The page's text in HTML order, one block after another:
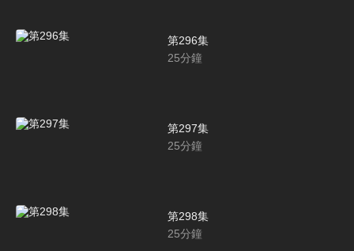
第296集
25分鐘
第297集
25分鐘
第298集
25分鐘